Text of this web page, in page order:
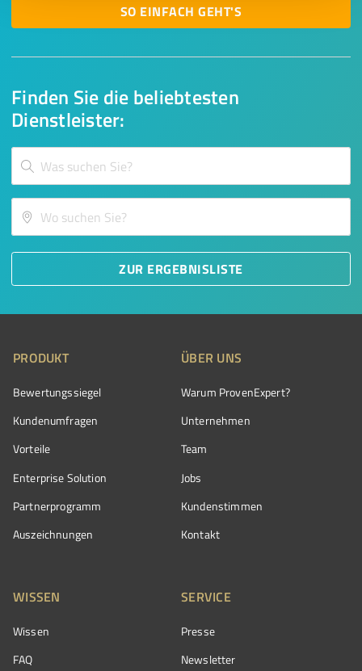
Finden Sie die beliebtesten
Dienstleister:
ZUR ERGEBNISLISTE
SO EINFACH GEHT'S
PRODUKT
Bewertungssiegel
Kundenumfragen
Vorteile
Enterprise Solution
Partnerprogramm
Auszeichnungen
ÜBER UNS
Warum ProvenExpert?
Unternehmen
Team
Jobs
Kundenstimmen
Kontakt
WISSEN
Wissen
FAQ
SERVICE
Presse
Newsletter